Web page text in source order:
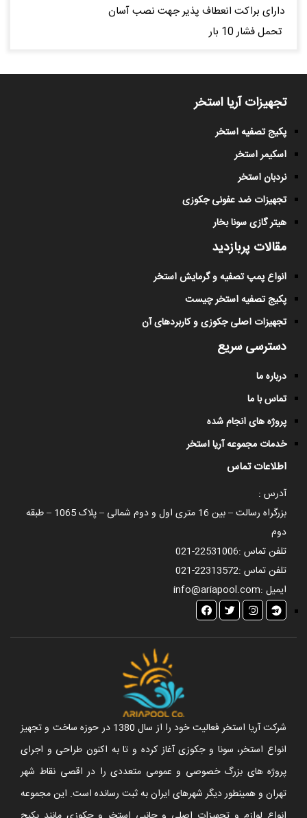
دارای براکت انعطاف پذیر جهت نصب آسان
تحمل فشار 10 بار
تجهیزات آریا استخر
پکیج تصفیه استخر
اسکیمر استخر
نردبان استخر
تجهیزات ضد عفونی جکوزی
هیتر گازی سونا بخار
مقالات پربازدید
انواع پمپ تصفیه و گرمایش استخر
پکیج تصفیه استخر چیست
تجهیزات اصلی جکوزی و کاربردهای آن
دسترسی سریع
درباره ما
تماس با ما
پروژه های انجام شده
خدمات مجموعه آریا استخر
اطلاعات تماس
آدرس :
بزرگراه رسالت – بین 16 متری اول و دوم شمالی – پلاک 1065 – طبقه
دوم
تلفن تماس :021-22531006
تلفن تماس :021-22313572
ایمیل :info@ariapool.com
شرکت آریا استخر فعالیت خود را از سال 1380 در حوزه ساخت و تجهیز
انواع استخر، سونا و جکوزی آغاز کرده و تا به اکنون طراحی و اجرای
پروژه های بزرگ خصوصی و عمومی متعددی را در اقصی نقاط شهر
تهران و همینطور دیگر شهرهای ایران به ثبت رسانده است. این مجموعه